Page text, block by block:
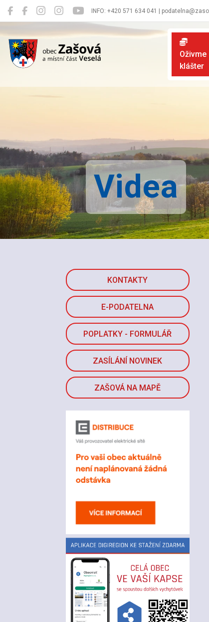
INFO: +420 571 634 041 |
Zašová
Oživme
klášter
Videa
KONTAKTY
E-PODATELNA
POPLATKY - FORMULÁŘ
ZASÍLÁNÍ NOVINEK
ZAŠOVÁ NA MAPĚ